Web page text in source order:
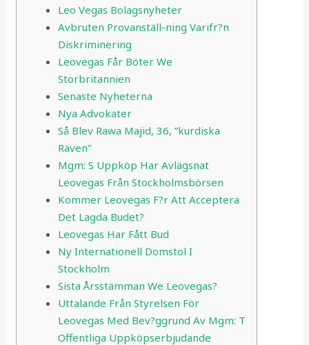
Leo Vegas Bolagsnyheter
Avbruten Provanställ-ning Varifr?n
Diskriminering
Leovegas Får Böter We
Storbritannien
Senaste Nyheterna
Nya Advokater
Så Blev Rawa Majid, 36, ”kurdiska
Räven”
Mgm: S Uppköp Har Avlägsnat
Leovegas Från Stockholmsbörsen
Kommer Leovegas F?r Att Acceptera
Det Lagda Budet?
Leovegas Har Fått Bud
Ny Internationell Domstol I
Stockholm
Sista Årsstämman We Leovegas?
Uttalande Från Styrelsen För
Leovegas Med Bev?ggrund Av Mgm: T
Offentliga Uppköpserbjudande